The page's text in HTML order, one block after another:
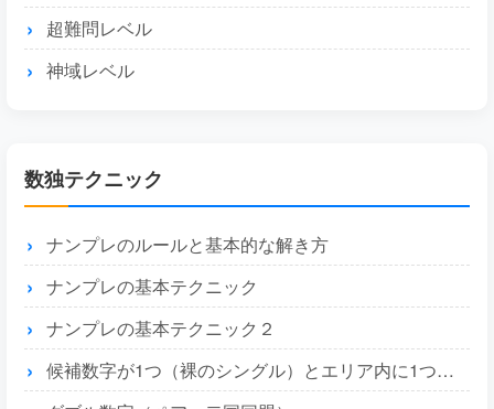
超難問レベル
神域レベル
数独テクニック
ナンプレのルールと基本的な解き方
ナンプレの基本テクニック
ナンプレの基本テクニック２
候補数字が1つ（裸のシングル）とエリア内に1つ（隠れたシングル）